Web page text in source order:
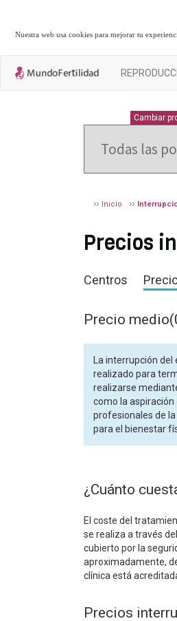
Nuestra web usa cookies para mejorar tu
Cambiar
Inicio
Precios
Centros
Precio
La interrupción del
realizado para
realizarse
como la
profesionales de
para el bienestar
¿Cuánto
El coste del
se realiza a través
cubierto por la
aproximadamente,
clínica está
Precios